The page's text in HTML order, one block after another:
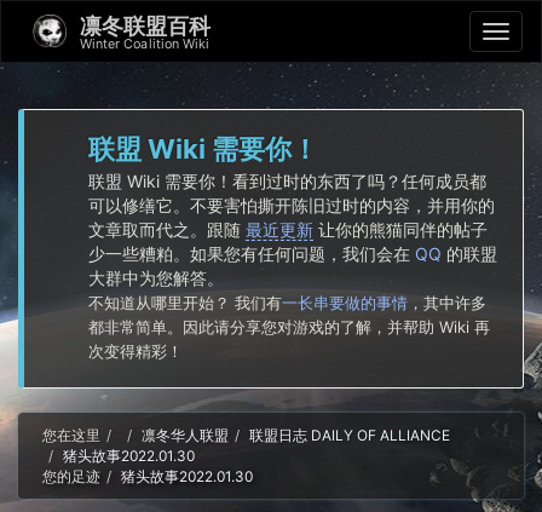
凛冬联盟百科
Winter Coalition Wiki
联盟 Wiki 需要你！
联盟 Wiki 需要你！看到过时的东西了吗？任何成员都
可以修缮它。不要害怕撕开陈旧过时的内容，并用你的
文章取而代之。跟随最近更新 让你的熊猫同伴的帖子
少一些糟粕。如果您有任何问题，我们会在 QQ 的联盟
大群中为您解答。
不知道从哪里开始？ 我们有一长串要做的事情 ，其中许多
都非常简单。因此请分享您对游戏的了解，并帮助 Wiki 再
次变得精彩！
您在这里 Home凛冬华人联盟
联盟日志 DAILY OF ALLIANCE
猪头故事2022.01.30
您的足迹
猪头故事2022.01.30